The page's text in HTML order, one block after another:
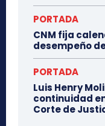
PORTADA
CNM fija
desempeño
PORTADA
Luis Henry
continuidad
Corte de